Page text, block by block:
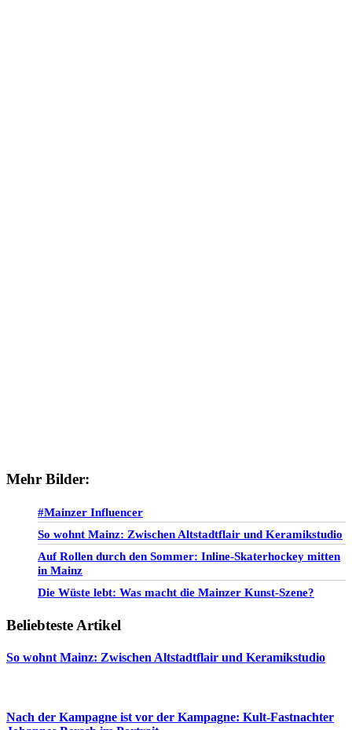
Mehr Bilder:
#Mainzer Influencer
So wohnt Mainz: Zwischen Altstadtflair und Keramikstudio
Auf Rollen durch den Sommer: Inline-Skaterhockey mitten
in Mainz
Die Wüste lebt: Was macht die Mainzer Kunst-Szene?
Beliebteste Artikel
So wohnt Mainz: Zwischen Altstadtflair und Keramikstudio
Nach der Kampagne ist vor der Kampagne: Kult-Fastnachter